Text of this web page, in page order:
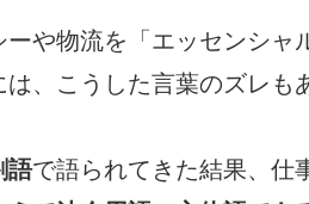
や物流を「エッセンシャ
、こうした言葉のズレも
語で語られてきた結果、仕